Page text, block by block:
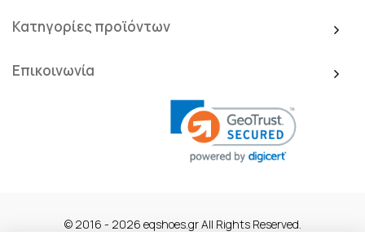
Κατηγορίες προϊόντων
Επικοινωνία
© 2016 - 2026 eqshoes.gr All Rights Reserved.